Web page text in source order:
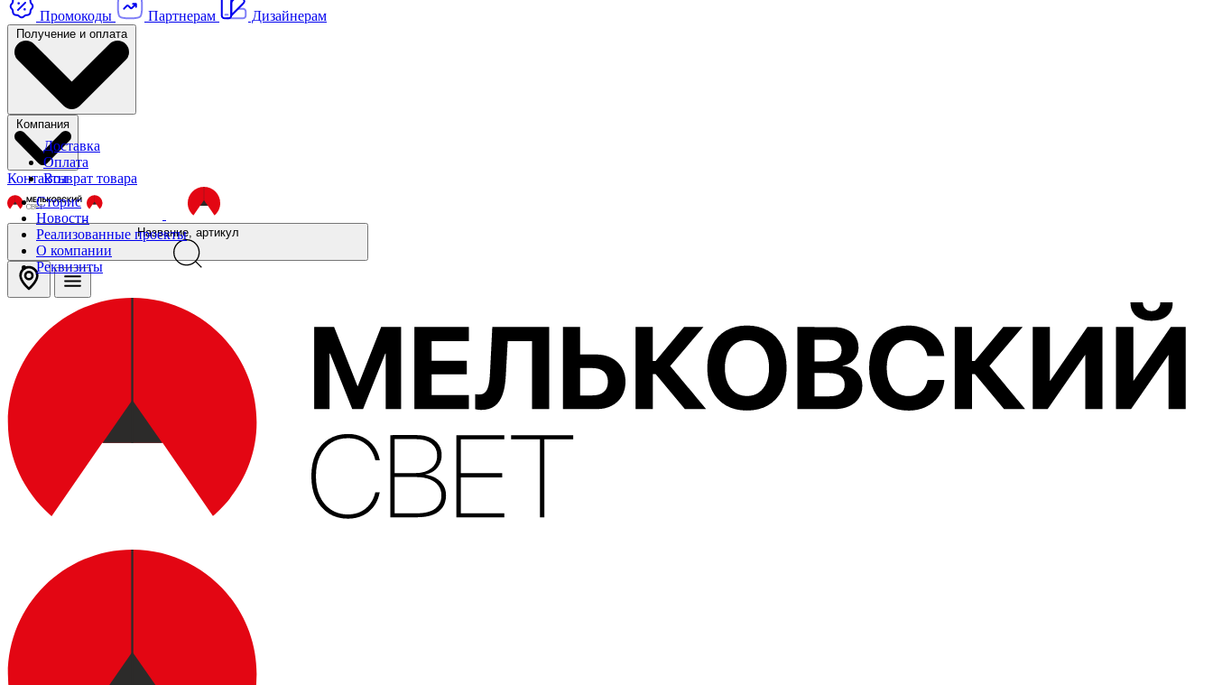
Промокоды Партнерам Дизайнерам
Получение и оплата
Доставка
Оплата
Возврат товара
Компания
Сторис
Новости
Реализованные проекты
О компании
Реквизиты
Контакты
Название, артикул